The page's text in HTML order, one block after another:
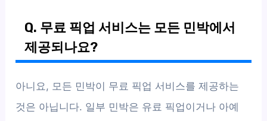
Q. 무료 픽업 서비스는 모든 민박에서
제공되나요?
아니요, 모든 민박이 무료 픽업 서비스를 제공하는
것은 아닙니다. 일부 민박은 유료 픽업이거나 아예